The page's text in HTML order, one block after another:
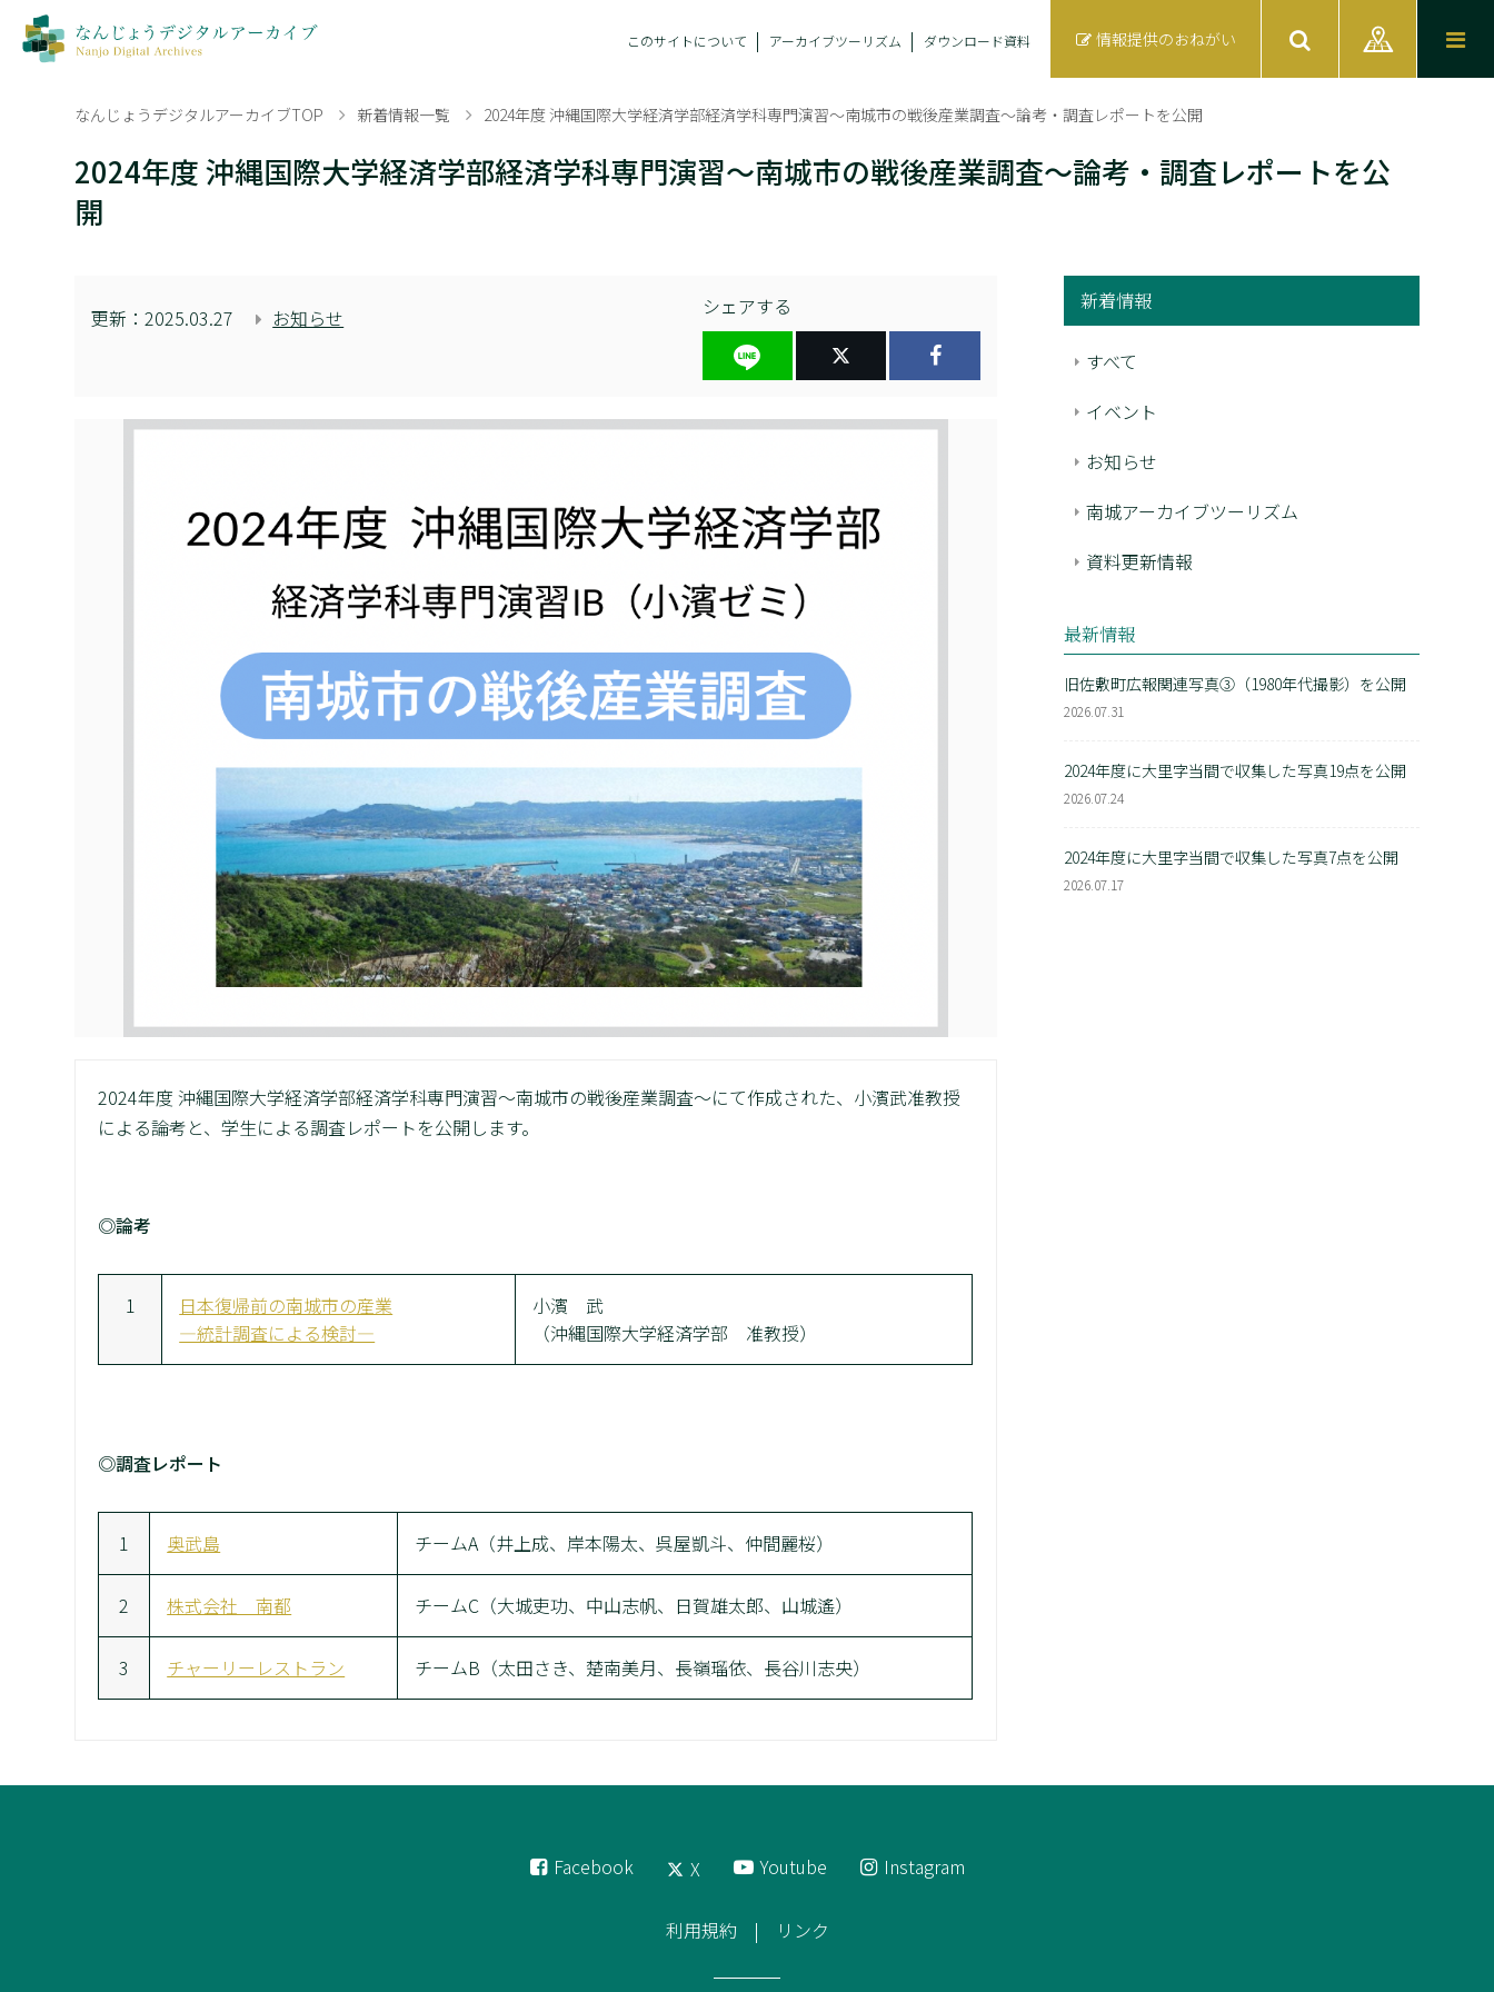
このサイトについて アーカイブツーリズム ダウンロード資料 情報提供のおねがい
なんじょうデジタルアーカイブTOP 新着情報一覧 2024年度 沖縄国際大学経済学部経済学科専門演習～南城市の戦後産業調査～論考・調査レポートを公開
2024年度 沖縄国際大学経済学部経済学科専門演習～南城市の戦後産業調査～論考・調査レポートを公
開
更新：2025.03.27 お知らせ シェアする
2024年度 沖縄国際大学経済学部経済学科専門演習～南城市の戦後産業調査～にて作成された、小濱武准教授
による論考と、学生による調査レポートを公開します。
◎論考
1
日本復帰前の南城市の産業
―統計調査による検討―
小濱 武
（沖縄国際大学経済学部 准教授）
◎調査レポート
1 奥武島 チームA（井上成、岸本陽太、呉屋凱斗、仲間麗桜）
2 株式会社 南都 チームC（大城吏功、中山志帆、日賀雄太郎、山城遙）
3 チャーリーレストラン チームB（太田さき、楚南美月、長嶺瑠依、長谷川志央）
新着情報
すべて
イベント
お知らせ
南城アーカイブツーリズム
資料更新情報
最新情報
旧佐敷町広報関連写真③（1980年代撮影）を公開
2026.07.31
2024年度に大里字当間で収集した写真19点を公開
2026.07.24
2024年度に大里字当間で収集した写真7点を公開
2026.07.17
Facebook X Youtube Instagram
利用規約 リンク